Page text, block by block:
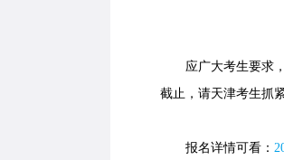
应广大考生要求，
截止，请天津考生抓
报名详情可看：